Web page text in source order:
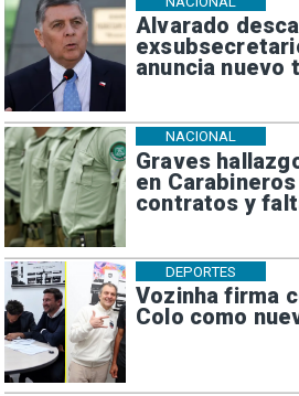
Alvarado
anuncia nuevo
Graves
en
contratos y
NACIONAL
Vozinha firma
Colo como
DEPORTES